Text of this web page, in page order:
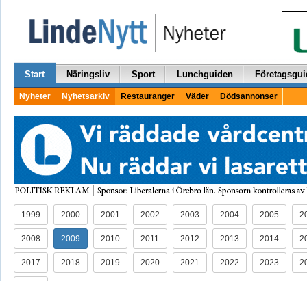
Start Näringsliv Sport Lunchguiden
Nyheter Nyhetsarkiv Restauranger Väder Dödsannonser
1999 2000 2001 2002 2003 2004 2005
2008 2009 2010 2011 2012 2013 2014
2017 2018 2019 2020 2021 2022 2023